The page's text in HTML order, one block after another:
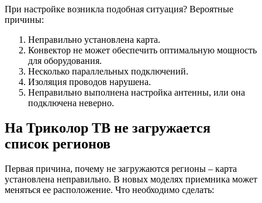
При настройке возникла подобная ситуация? Вероятные
причины:
Неправильно установлена карта.
Конвектор не может обеспечить оптимальную мощность
для оборудования.
Несколько параллельных подключений.
Изоляция проводов нарушена.
Неправильно выполнена настройка антенны, или она
подключена неверно.
На Триколор ТВ не загружается
список регионов
Первая причина, почему не загружаются регионы – карта
установлена неправильно. В новых моделях приемника может
меняться ее расположение. Что необходимо сделать: